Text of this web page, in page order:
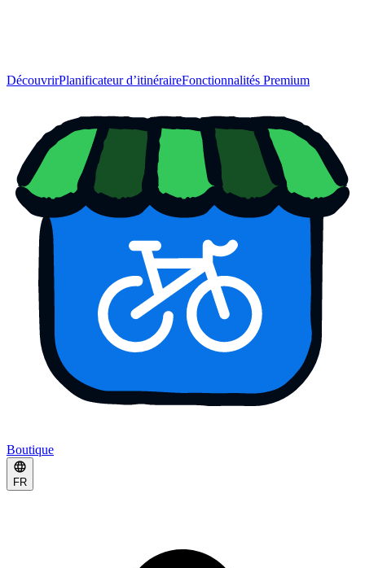
DécouvrirPlanificateur d’itinéraireFonctionnalités Premium
Boutique
FR